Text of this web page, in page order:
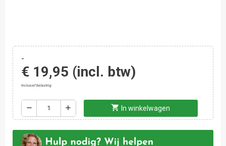
-
€ 19,95 (incl. btw)
Inclusief belasting
remove add shopping_cart In winkelwagen